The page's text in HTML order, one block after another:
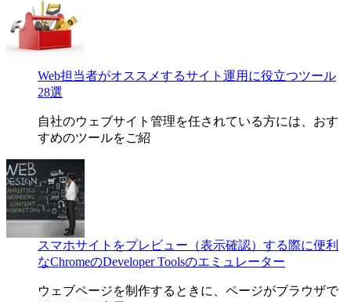
Web担当者がオススメするサイト運用に役立つツール
28選
自社のウェブサイト管理を任されている方には、おす
すめのツールをご紹
スマホサイトをプレビュー（表示確認）する際に便利
なChromeのDeveloper Toolsのエミュレーター
ウェブページを制作するときに、ページがブラウザで